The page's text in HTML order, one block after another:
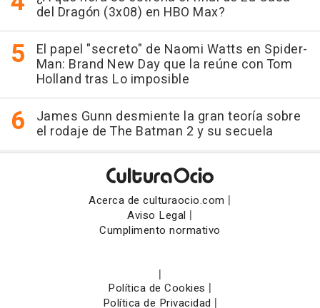
del Dragón (3x08) en HBO Max?
El papel "secreto" de Naomi Watts en Spider-
Man: Brand New Day que la reúne con Tom
Holland tras Lo imposible
James Gunn desmiente la gran teoría sobre
el rodaje de The Batman 2 y su secuela
Acerca de culturaocio.com |
Aviso Legal |
Cumplimento normativo
|
Política de Cookies |
Política de Privacidad |